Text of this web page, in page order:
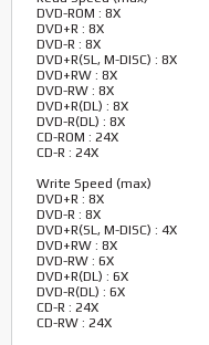
DVD-ROM : 8X
DVD+R : 8X
DVD-R : 8X
DVD+R(SL, M-DISC) : 8X
DVD+RW : 8X
DVD-RW : 8X
DVD+R(DL) : 8X
DVD-R(DL) : 8X
CD-ROM : 24X
CD-R : 24X
Write Speed (max)
DVD+R : 8X
DVD-R : 8X
DVD+R(SL, M-DISC) : 4X
DVD+RW : 8X
DVD-RW : 6X
DVD+R(DL) : 6X
DVD-R(DL) : 6X
CD-R : 24X
CD-RW : 24X